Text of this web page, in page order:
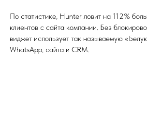
По статистике, Hunter ловит на 112%
клиентов с сайта компании. Без
виджет использует так называемую
WhatsApp, сайта и CRM.